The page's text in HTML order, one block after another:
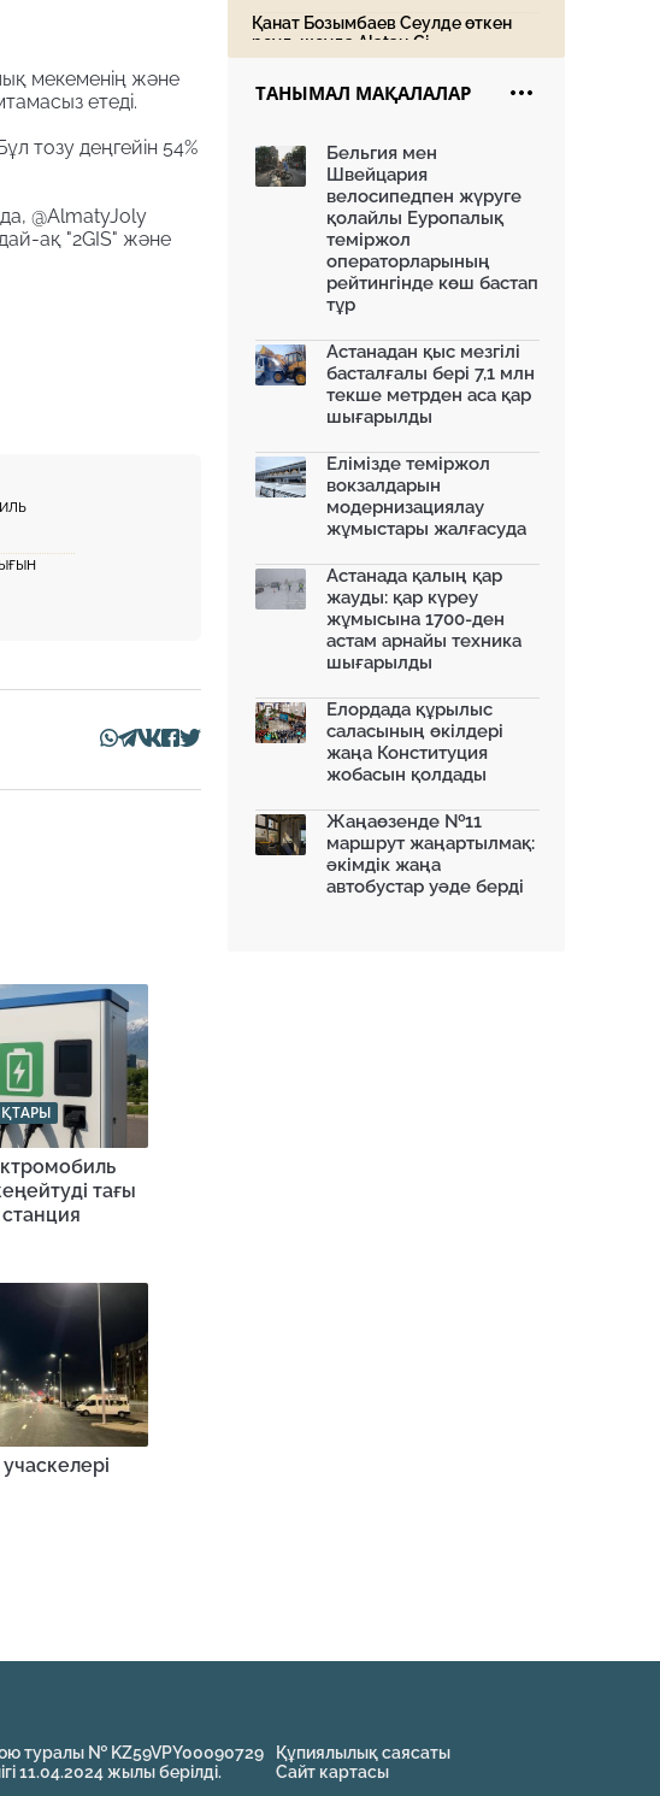
мекеменің және
етеді.
тозу деңгейін 54%
@AlmatyJoly
ақ "2GIS" және
тағы
Қанат Бозымбаев Сеулде өткен
роуд-шоуда Alatau Ci...
16.10.2025
«Жасыл аллея» жобасы: Home
Алматы «Батыс» полиорталығын
дамытуда: жаңа нысан...
14.10.2025
Алматы Бас жоспарын
өзектендіруде...
13.10.2025
мұқтаждықтар үшін 2 мың гект...
08.10.2025
Мәжіліс Құрылыс кодексін
мақұлдады: Қала құрылысы...
Қазақстанның батысында
заманауи көлік айрығы салы...
07.10.2025
желісі...
06.10.2025
ТАНЫМАЛ МАҚАЛАЛАР
Бельгия мен
Швейцария
велосипедпен жүруге
қолайлы Еуропалық
теміржол
операторларының
рейтингінде көш бастап
тұр
Астанадан қыс мезгілі
басталғалы бері 7,1 млн
текше метрден аса қар
шығарылды
Елімізде теміржол
вокзалдарын
модернизациялау
жұмыстары жалғасуда
Астанада қалың қар
жауды: қар күреу
жұмысына 1700-ден
астам арнайы техника
шығарылды
Елордада құрылыс
саласының өкілдері
жаңа Конституция
жобасын қолдады
Жаңаөзенде №11
маршрут жаңартылмақ:
әкімдік жаңа
автобустар уәде берді
туралы № KZ59VPY00090729
11.04.2024 жылы берілді.
Құпиялылық саясаты
Сайт картасы